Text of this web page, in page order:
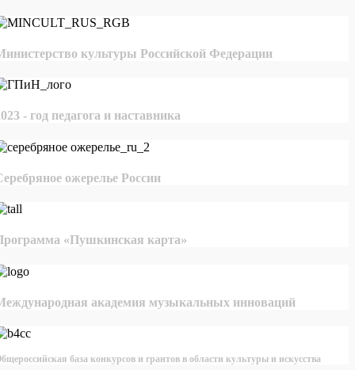
культуры Российской Федерации
- год педагога и наставника
ожерелье России
«Пушкинская карта»
академия музыкальных инноваций
база конкурсов и грантов в области культуры и искусства